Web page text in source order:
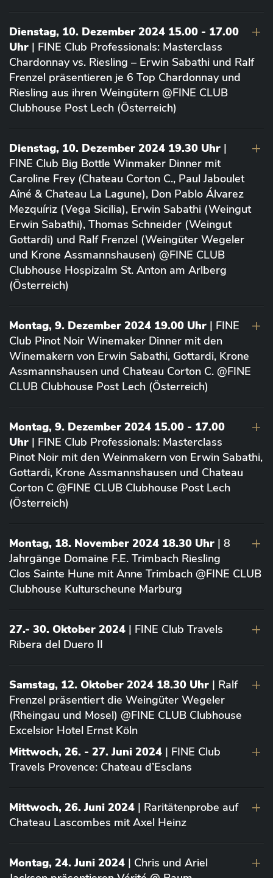
Dienstag, 10. Dezember 2024 15.00 - 17.00
Uhr | FINE Club Professionals: Masterclass
Chardonnay vs. Riesling – Erwin Sabathi und Ralf
Frenzel präsentieren je 6 Top Chardonnay und
Riesling aus ihren Weingütern @FINE CLUB
Clubhouse Post Lech (Österreich)
Dienstag, 10. Dezember 2024 19.30 Uhr |
FINE Club Big Bottle Winmaker Dinner mit
Caroline Frey (Chateau Corton C., Paul Jaboulet
Aîné & Chateau La Lagune), Don Pablo Álvarez
Mezquíriz (Vega Sicilia), Erwin Sabathi (Weingut
Erwin Sabathi), Thomas Schneider (Weingut
Gottardi) und Ralf Frenzel (Weingüter Wegeler
und Krone Assmannshausen) @FINE CLUB
Clubhouse Hospizalm St. Anton am Arlberg
(Österreich)
Montag, 9. Dezember 2024 19.00 Uhr | FINE
Club Pinot Noir Winemaker Dinner mit den
Winemakern von Erwin Sabathi, Gottardi, Krone
Assmannshausen und Chateau Corton C. @FINE
CLUB Clubhouse Post Lech (Österreich)
Montag, 9. Dezember 2024 15.00 - 17.00
Uhr | FINE Club Professionals: Masterclass
Pinot Noir mit den Weinmakern von Erwin Sabathi,
Gottardi, Krone Assmannshausen und Chateau
Corton C @FINE CLUB Clubhouse Post Lech
(Österreich)
Montag, 18. November 2024 18.30 Uhr | 8
Jahrgänge Domaine F.E. Trimbach Riesling
Clos Sainte Hune mit Anne Trimbach @FINE CLUB
Clubhouse Kulturscheune Marburg
27.- 30. Oktober 2024 | FINE Club Travels
Ribera del Duero II
Samstag, 12. Oktober 2024 18.30 Uhr | Ralf
Frenzel präsentiert die Weingüter Wegeler
(Rheingau und Mosel) @FINE CLUB Clubhouse
Excelsior Hotel Ernst Köln
Mittwoch, 26. - 27. Juni 2024 | FINE Club
Travels Provence: Chateau d’Esclans
Mittwoch, 26. Juni 2024 | Raritätenprobe auf
Chateau Lascombes mit Axel Heinz
Montag, 24. Juni 2024 | Chris und Ariel